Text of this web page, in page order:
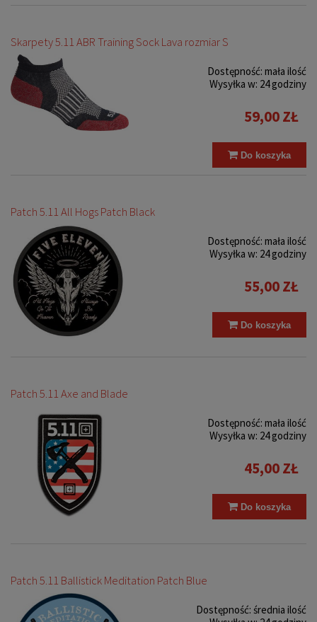
Skarpety 5.11 ABR Training Sock Lava rozmiar S
Dostępność: mała ilość
Wysyłka w: 24 godziny
59,00 ZŁ
Do koszyka
Patch 5.11 All Hogs Patch Black
Dostępność: mała ilość
Wysyłka w: 24 godziny
55,00 ZŁ
Do koszyka
Patch 5.11 Axe and Blade
Dostępność: mała ilość
Wysyłka w: 24 godziny
45,00 ZŁ
Do koszyka
Patch 5.11 Ballistick Meditation Patch Blue
Dostępność: średnia ilość